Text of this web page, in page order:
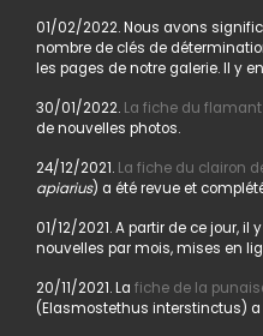
01/02/2022. Nous avons
nombre de clés de
les pages de notre galerie. Il y
30/01/2022. La fiche du
de nouvelles photos.
24/12/2021. La fiche du clairon
apiarius) a été revue et
01/12/2021. A partir de ce jour,
nouvelles par mois, mises en
20/11/2021. La fiche de la
(Elasmostethus interstinctus) a